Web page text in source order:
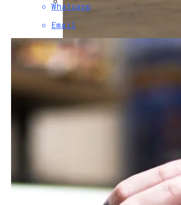
Пять Признаков
В Украину Может Хлынуть
Whatsapp
Email